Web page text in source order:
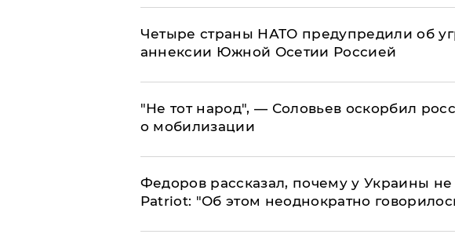
Четыре страны НАТО предупредили об
аннексии Южной Осетии Россией
​"Не тот народ", — Соловьев оскорбил
о мобилизации
Федоров рассказал, почему у Украины не
Patriot: "Об этом неоднократно